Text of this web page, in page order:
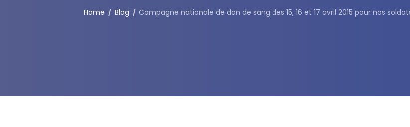
Home Blog Campagne nationale de don de sang des 15, 16 et 17 avril 2015 pour nos